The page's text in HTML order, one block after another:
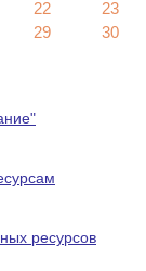
22
23
29
30